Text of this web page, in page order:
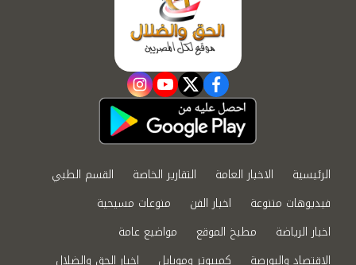
facebook
twitter
youtube
instagram
الرئيسية الاخبار العامة التقارير الخاصة
القسم الطبي
فيديوهات متنوعة
اخبار الفن
منوعات مسيحية
اخبار الرياضة
مطبخ الموقع
مواضيع عامة
الاقتصاد والبورصة
كمبيوتر وموبايل اخبار الحق والضلال